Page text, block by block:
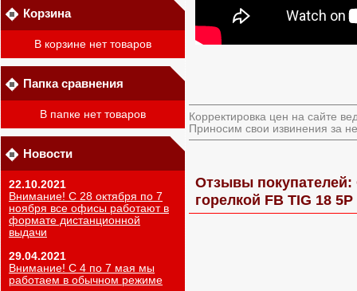
Корзина
В корзине нет товаров
Папка сравнения
В папке нет товаров
Новости
22.10.2021
Внимание! С 28 октября по 7
ноября все офисы работают в
формате дистанционной
выдачи
29.04.2021
Внимание! С 4 по 7 мая мы
работаем в обычном режиме
Корректировка цен на сайте
Приносим свои извинения за
Отзывы покупателей:
горелкой FB TIG 18